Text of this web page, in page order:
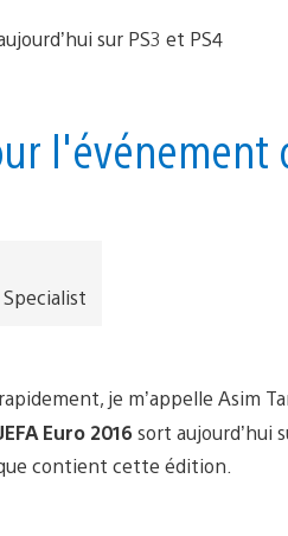
je m’appelle Asim
Euro 2016 sort aujourd’hui
contient cette édition.